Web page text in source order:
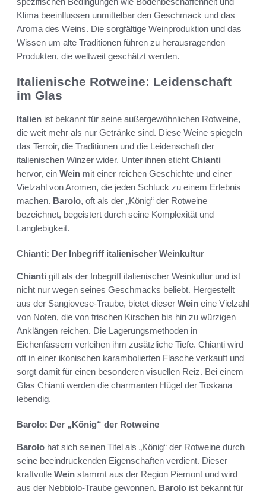
Klima beeinflussen unmittelbar den Geschmack und das
Aroma des Weins. Die sorgfältige Weinproduktion und das
Wissen um alte Traditionen führen zu herausragenden
Produkten, die weltweit geschätzt werden.
Italienische Rotweine: Leidenschaft
im Glas
Italien ist bekannt für seine außergewöhnlichen Rotweine,
die weit mehr als nur Getränke sind. Diese Weine spiegeln
das Terroir, die Traditionen und die Leidenschaft der
italienischen Winzer wider. Unter ihnen sticht Chianti
hervor, ein Wein mit einer reichen Geschichte und einer
Vielzahl von Aromen, die jeden Schluck zu einem Erlebnis
machen. Barolo, oft als der „König“ der Rotweine
bezeichnet, begeistert durch seine Komplexität und
Langlebigkeit.
Chianti: Der Inbegriff italienischer Weinkultur
Chianti gilt als der Inbegriff italienischer Weinkultur und ist
nicht nur wegen seines Geschmacks beliebt. Hergestellt
aus der Sangiovese-Traube, bietet dieser Wein eine Vielzahl
von Noten, die von frischen Kirschen bis hin zu würzigen
Anklängen reichen. Die Lagerungsmethoden in
Eichenfässern verleihen ihm zusätzliche Tiefe. Chianti wird
oft in einer ikonischen karambolierten Flasche verkauft und
sorgt damit für einen besonderen visuellen Reiz. Bei einem
Glas Chianti werden die charmanten Hügel der Toskana
lebendig.
Barolo: Der „König“ der Rotweine
Barolo hat sich seinen Titel als „König“ der Rotweine durch
seine beeindruckenden Eigenschaften verdient. Dieser
kraftvolle Wein stammt aus der Region Piemont und wird
aus der Nebbiolo-Traube gewonnen. Barolo ist bekannt für